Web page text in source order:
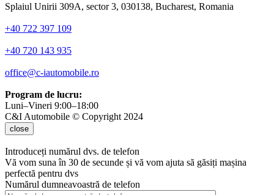
Splaiul Unirii 309A, sector 3, 030138, Bucharest, Romania
+40 722 397 109
+40 720 143 935
office@c-iautomobile.ro
Program de lucru:
Luni–Vineri 9:00–18:00
C&I Automobile © Copyright 2024
close
Introduceți numărul dvs. de telefon
Vă vom suna în 30 de secunde și vă vom ajuta să găsiți mașina
perfectă pentru dvs
Numărul dumneavoastră de telefon